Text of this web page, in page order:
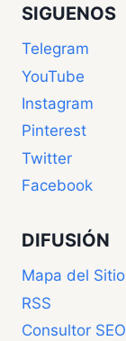
SIGUENOS
Telegram
YouTube
Instagram
Pinterest
Twitter
Facebook
DIFUSIÓN
Mapa del Sitio
RSS
Consultor SEO